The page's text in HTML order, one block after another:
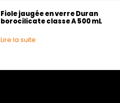
Fiole jaugée en verre Duran
borocilicate classe A 500 mL
Lire la suite